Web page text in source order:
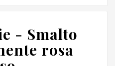
- Smalto
rosa